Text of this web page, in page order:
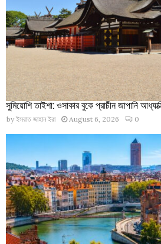
সুমিয়োশি তাইশা: ওসাকার বুকে প্রাচীন জাপানি
by ইসরাত জাহান ইরা August 6, 2026 0